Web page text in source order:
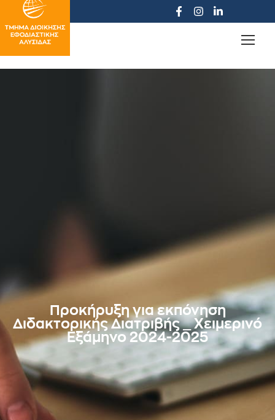
Προκήρυξη για εκπόνηση
Διδακτορικής Διατριβής _ Χειμερινό
Εξάμηνο 2024-2025